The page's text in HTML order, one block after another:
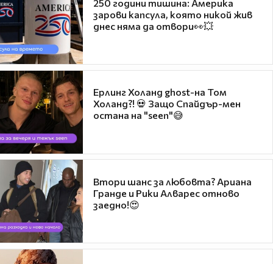
250 години тишина: Америка
зарови капсула, която никой жив
днес няма да отвори👀💥
Ерлинг Холанд ghost-на Том
Холанд?! 💀 Защо Спайдър-мен
остана на "seen"😅
Втори шанс за любовта? Ариана
Гранде и Рики Алварес отново
заедно!😍